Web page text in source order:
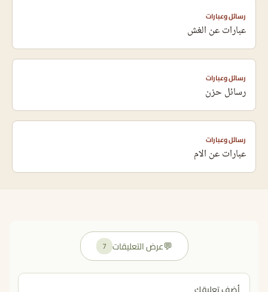
رسائل وعبارات
عبارات عن الغش
رسائل وعبارات
رسائل حزن
رسائل وعبارات
عبارات عن الام
💬عرض التعليقات 7